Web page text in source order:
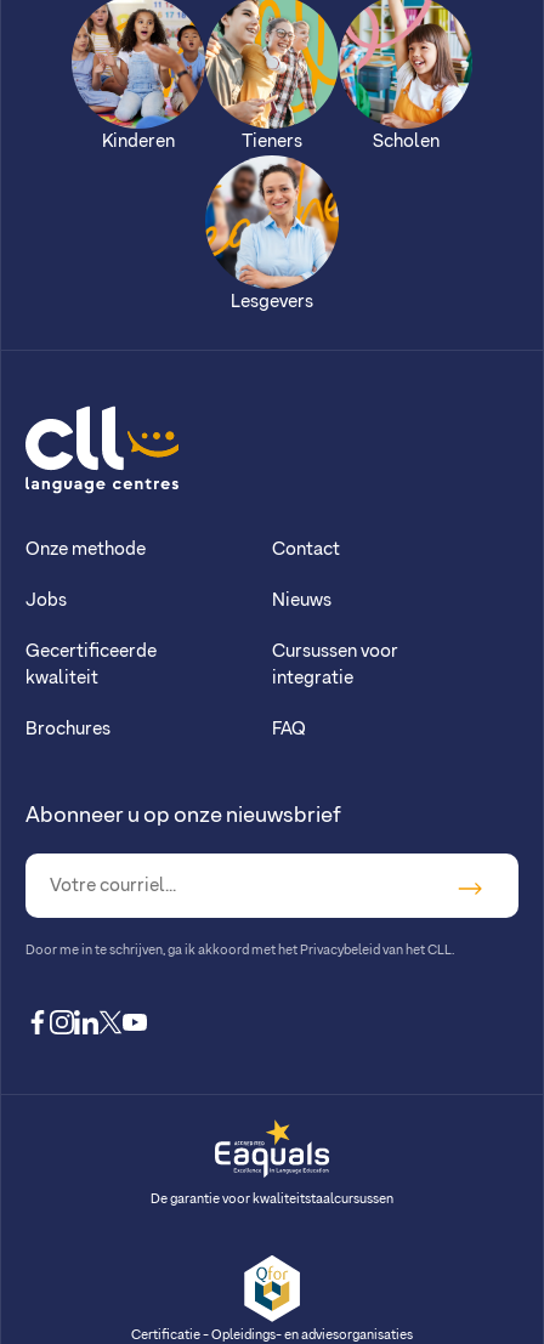
Kinderen Tieners Scholen
Lesgevers
CLL
Onze methode
Jobs
Gecertificeerde
kwaliteit
Brochures
Contact
Nieuws
Cursussen voor
integratie
FAQ
Abonneer u op onze nieuwsbrief
Door me in te schrijven, ga ik akkoord met het Privacybeleid van het CLL
facebook
instagram
linkedin
twitteryoutube
De garantie voor kwaliteitstaalcursussen
Certificatie - Opleidings- en adviesorganisaties